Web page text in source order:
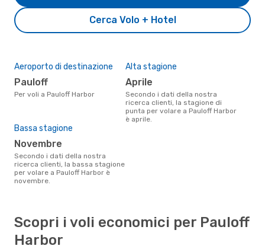
Cerca Volo + Hotel
Aeroporto di destinazione
Pauloff
Per voli a Pauloff Harbor
Alta stagione
aprile
Secondo i dati della nostra
ricerca clienti, la stagione di
punta per volare a Pauloff Harbor
è aprile.
Bassa stagione
novembre
Secondo i dati della nostra
ricerca clienti, la bassa stagione
per volare a Pauloff Harbor è
novembre.
Scopri i voli economici per Pauloff
Harbor